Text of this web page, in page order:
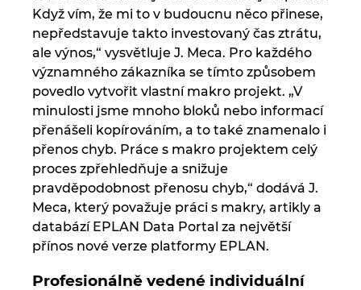
Když vím, že mi to v budoucnu něco přinese,
nepředstavuje takto investovaný čas ztrátu,
ale výnos,“ vysvětluje J. Meca. Pro každého
významného zákazníka se tímto způsobem
povedlo vytvořit vlastní makro projekt. „V
minulosti jsme mnoho bloků nebo informací
přenášeli kopírováním, a to také znamenalo i
přenos chyb. Práce s makro projektem celý
proces zpřehledňuje a snižuje
pravděpodobnost přenosu chyb,“ dodává J.
Meca, který považuje práci s makry, artikly a
databází EPLAN Data Portal za největší
přínos nové verze platformy EPLAN.
Profesionálně vedené individuální